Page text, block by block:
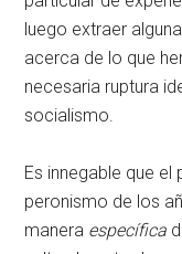
luego extraer
acerca de lo que
necesaria ruptura
socialismo.
Es innegable que el
peronismo de los
manera específica